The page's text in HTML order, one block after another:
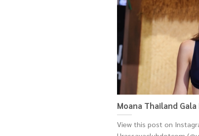
Moana Thailand
View this post on